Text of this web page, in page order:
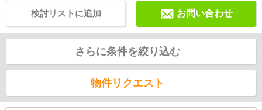
お問い合わせ
検討リストに追加
さらに条件を絞り込む
物件リクエスト